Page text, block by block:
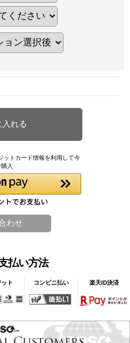
ットカード情報を利用して今
入
払い方法
ト コンビニ払い 楽天ID決済